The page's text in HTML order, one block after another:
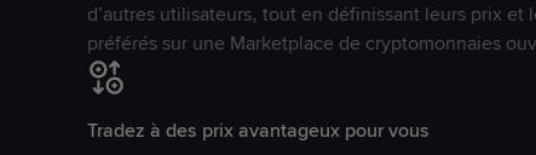
d’autres utilisateurs, tout en définissant leurs prix et
préférés sur une Marketplace de cryptomonnaies
Tradez à des prix avantageux pour vous